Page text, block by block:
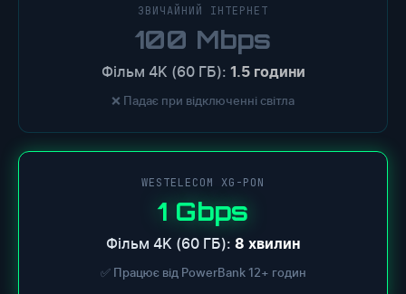
ЗВИЧАЙНИЙ ІНТЕРНЕТ
100 Mbps
Фільм 4K (60 ГБ): 1.5 години
❌ Падає при відключенні світла
WESTELECOM XG-PON
1 Gbps
Фільм 4K (60 ГБ): 8 хвилин
✅ Працює від PowerBank 12+ годин